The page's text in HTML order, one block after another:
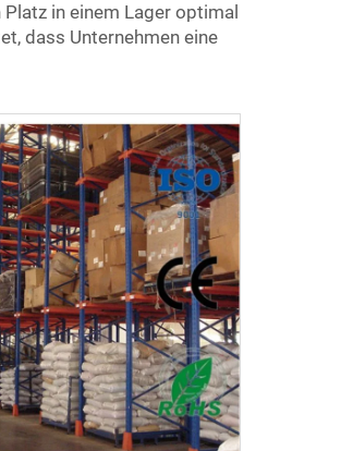
in einem Lager optimal
dass Unternehmen eine